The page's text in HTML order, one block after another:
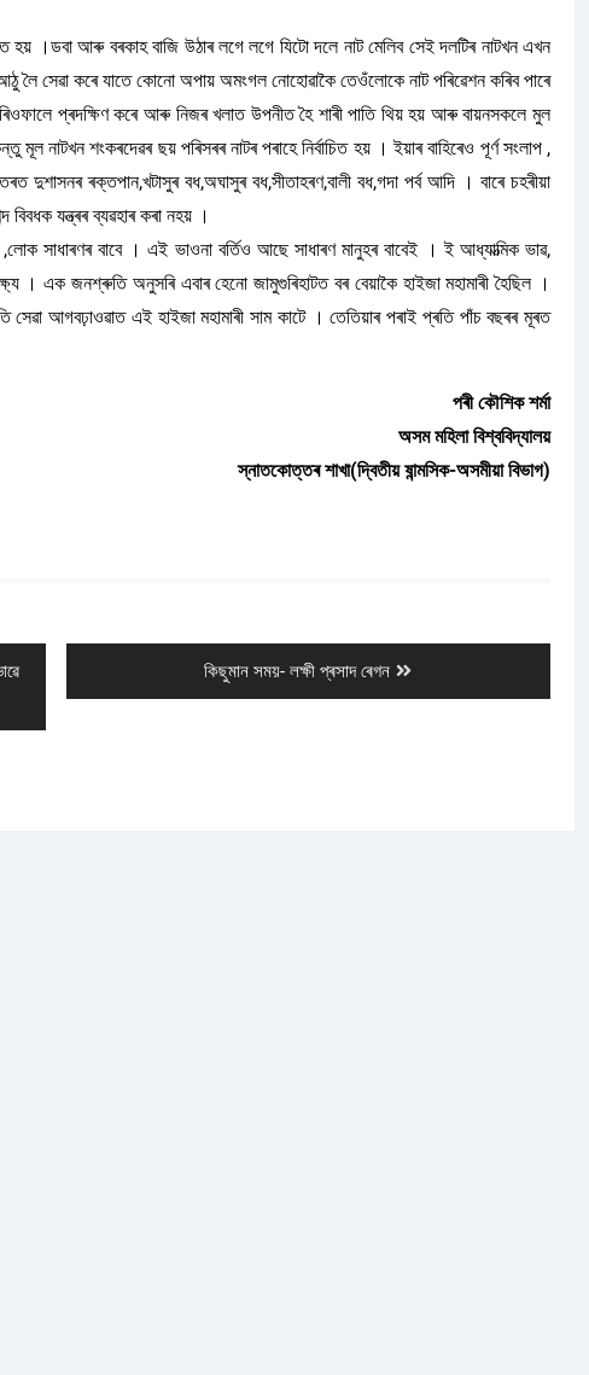
হয় ।ডবা আৰু বৰকাহ বাজি উঠাৰ লগে লগে যিটো দলে নাট মেলিব সেই দলটিৰ নাটখন এখন
লৈ সেৱা কৰে যাতে কোনো অপায় অমংগল নোহোৱাকৈ তেওঁলোকে নাট পৰিৱেশন কৰিব পাৰে
প্ৰদক্ষিণ কৰে আৰু নিজৰ খলাত উপনীত হৈ শাৰী পাতি থিয় হয় আৰু বায়নসকলে মুল
নাটখন শংকৰদেৱৰ ছয় পৰিসৰৰ নাটৰ পৰাহে নিৰ্বাচিত হয় । ইয়াৰ বাহিৰেও পূৰ্ণ সংলাপ ,
দুশাসনৰ ৰক্তপান,খটাসুৰ বধ,অঘাসুৰ বধ,সীতাহৰণ,বালী বধ,গদা পৰ্ব আদি । বাৰে চহৰীয়া
যন্ত্ৰৰ ব্যৱহাৰ কৰা নহয় ।
সাধাৰণৰ বাবে । এই ভাওনা বৰ্তিও আছে সাধাৰণ মানুহৰ বাবেই । ই আধ্যাত্মিক ভাৱ,
। এক জনশ্ৰুতি অনুসৰি এবাৰ হেনো জামুগুৰিহাটত বৰ বেয়াকৈ হাইজা মহামাৰী হৈছিল ।
সেৱা আগবঢ়াওৱাত এই হাইজা মহামাৰী সাম কাটে । তেতিয়াৰ পৰাই প্ৰতি পাঁচ বছৰৰ মূৰত
পৰী কৌশিক শৰ্মা
অসম মহিলা বিশ্ববিদ্যালয়
স্নাতকোত্তৰ শাখা(দ্বিতীয় ষান্মসিক-অসমীয়া বিভাগ)
Next
post:
কিছুমান সময়- লক্ষী প্ৰসাদ ৰেগন